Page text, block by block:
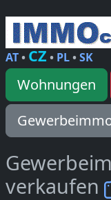
AT• CZ • PL•SK
Wohnungen
verkaufen